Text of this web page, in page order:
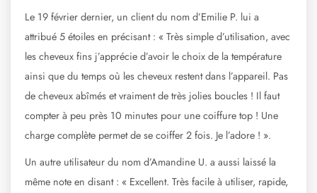
Le 19 février dernier, un client du nom d’Emilie P. lui a
attribué 5 étoiles en précisant : « Très simple d’utilisation, avec
les cheveux fins j’apprécie d’avoir le choix de la température
ainsi que du temps où les cheveux restent dans l’appareil. Pas
de cheveux abîmés et vraiment de très jolies boucles ! Il faut
compter à peu près 10 minutes pour une coiffure top ! Une
charge complète permet de se coiffer 2 fois. Je l’adore ! ».
Un autre utilisateur du nom d’Amandine U. a aussi laissé la
même note en disant : « Excellent. Très facile à utiliser, rapide,